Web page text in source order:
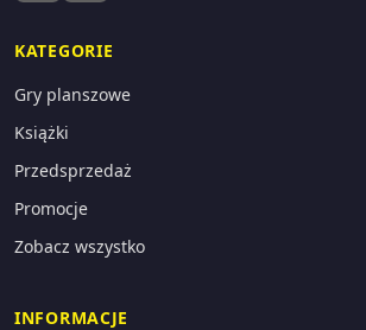
KATEGORIE
Gry planszowe
Książki
Przedsprzedaż
Promocje
Zobacz wszystko
INFORMACJE